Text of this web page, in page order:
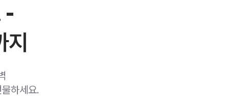
-
지
하세요.